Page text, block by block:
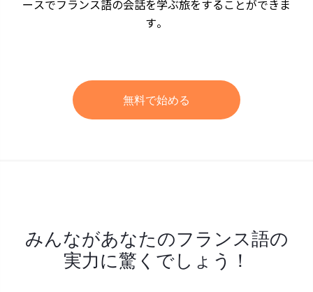
ースでフランス語の会話を学ぶ旅をすることができま
す。
無料で始める
みんながあなたのフランス語の
実力に驚くでしょう！